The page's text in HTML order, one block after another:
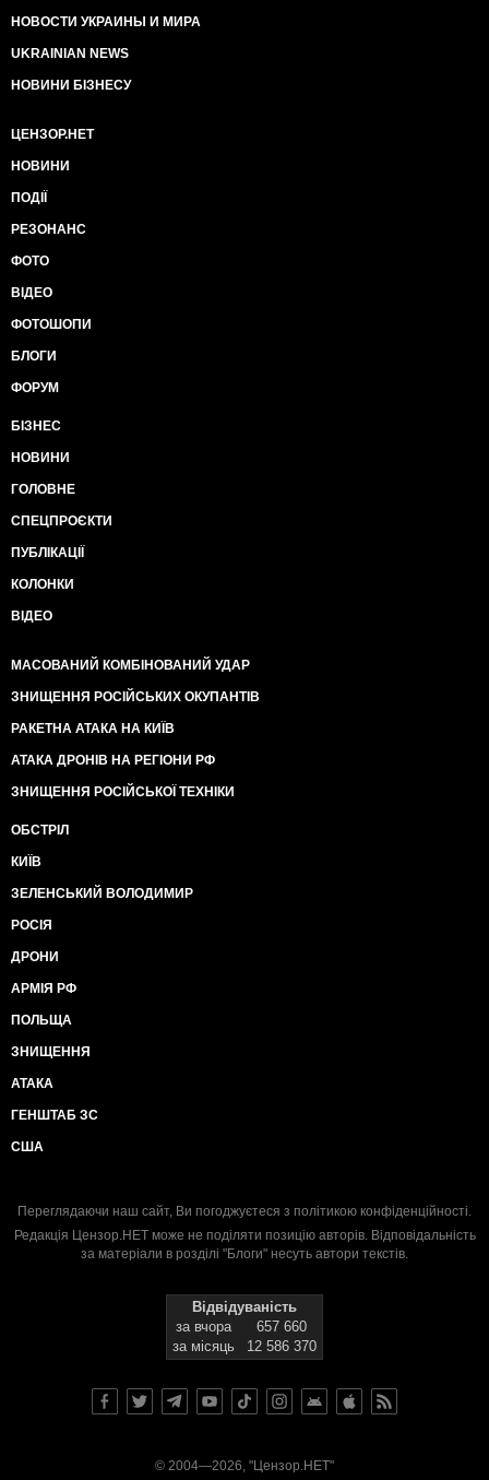
НОВОСТИ УКРАИНЫ И МИРА
UKRAINIAN NEWS
НОВИНИ БІЗНЕСУ
ЦЕНЗОР.НЕТ
НОВИНИ
ПОДІЇ
РЕЗОНАНС
ФОТО
ВІДЕО
ФОТОШОПИ
БЛОГИ
ФОРУМ
БІЗНЕС
НОВИНИ
ГОЛОВНЕ
СПЕЦПРОЄКТИ
ПУБЛІКАЦІЇ
КОЛОНКИ
ВІДЕО
МАСОВАНИЙ КОМБІНОВАНИЙ УДАР
ЗНИЩЕННЯ РОСІЙСЬКИХ ОКУПАНТІВ
РАКЕТНА АТАКА НА КИЇВ
АТАКА ДРОНІВ НА РЕГІОНИ РФ
ЗНИЩЕННЯ РОСІЙСЬКОЇ ТЕХНІКИ
ОБСТРІЛ
КИЇВ
ЗЕЛЕНСЬКИЙ ВОЛОДИМИР
РОСІЯ
ДРОНИ
АРМІЯ РФ
ПОЛЬЩА
ЗНИЩЕННЯ
АТАКА
ГЕНШТАБ ЗС
США
Переглядаючи наш сайт, Ви погоджуєтеся з політикою конфіденційності.
Редакція Цензор.НЕТ може не поділяти позицію авторів. Відповідальність
за матеріали в розділі "Блоги" несуть автори текстів.
Відвідуваність
за вчора
657 660
за місяць
12 586 370
© 2004—2026, "Цензор.НЕТ"